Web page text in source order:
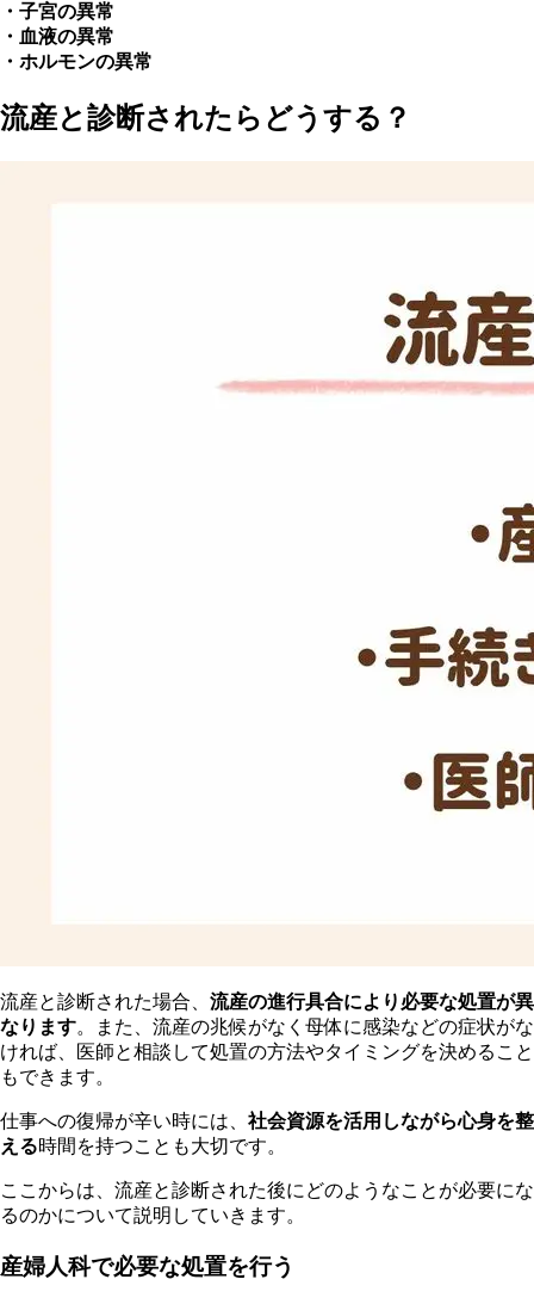
・子宮の異常
・血液の異常
・ホルモンの異常
流産と診断されたらどうする？
流産と診断された場合、 流産の進行具合により必要な処置が異
なります。また、流産の兆候がなく母体に感染などの症状がな
ければ、医師と相談して処置の方法やタイミングを決めること
もできます。
仕事への復帰が辛い時には、 社会資源を活用しながら心身を整
える時間を持つことも大切です。
ここからは、流産と診断された後にどのようなことが必要にな
るのかについて説明していきます。
産婦人科で必要な処置を行う